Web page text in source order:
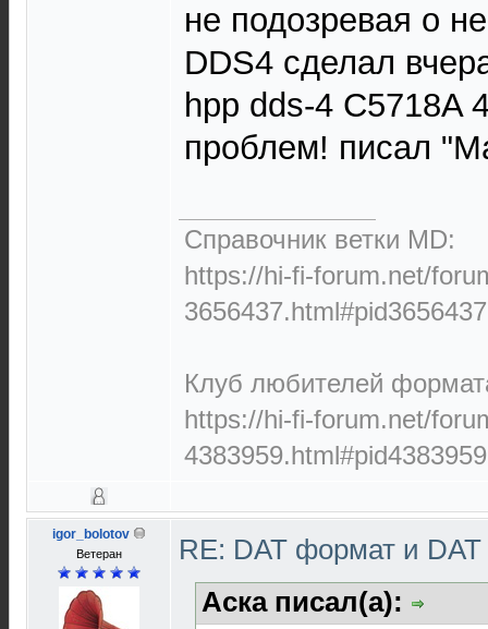
не подозревая о
DDS4 сделал
hpp dds-4 C5718A
проблем! писал
Справочник ветки MD:
https://hi-fi-forum.net/
3656437.html#pid3656437
Клуб любителей
https://hi-fi-forum.net/
4383959.html#pid4383959
igor_bolotov
Ветеран
RE: DAT формат и
Аска писал(а):